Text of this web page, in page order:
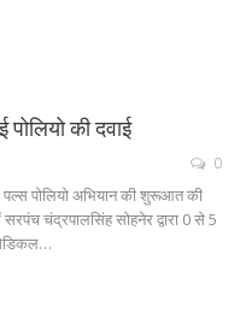
की दवाई
0
पल्स पोलियो अभियान की शुरूआत की
चंद्रपालसिंह सोहनेर द्वारा 0 से 5
मेडिकल…